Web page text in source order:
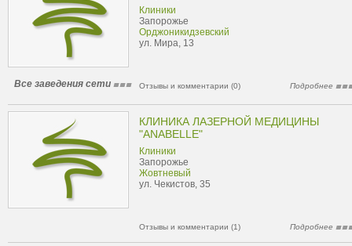
Клиники
Запорожье
Орджоникидзевский
ул. Мира, 13
Все заведения сети Отзывы и комментарии (0) Подробнее
КЛИНИКА ЛАЗЕРНОЙ МЕДИЦИНЫ
"ANABELLE"
Клиники
Запорожье
Жовтневый
ул. Чекистов, 35
Отзывы и комментарии (1) Подробнее